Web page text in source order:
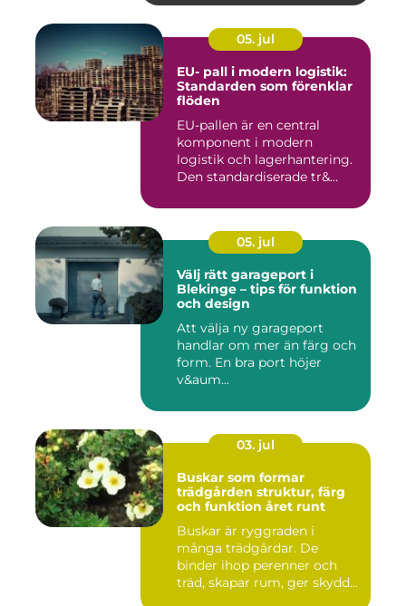
05. jul
EU- pall i modern logistik:
Standarden som förenklar
flöden
EU-pallen är en central
komponent i modern
logistik och lagerhantering.
Den standardiserade tr&...
05. jul
Välj rätt garageport i
Blekinge – tips för funktion
och design
Att välja ny garageport
handlar om mer än färg och
form. En bra port höjer
v&aum...
03. jul
Buskar som formar
trädgården struktur, färg
och funktion året runt
Buskar är ryggraden i
många trädgårdar. De
binder ihop perenner och
träd, skapar rum, ger skydd